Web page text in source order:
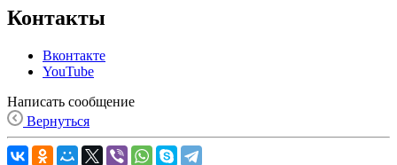
Контакты
Вконтакте
YouTube
Написать сообщение
Вернуться